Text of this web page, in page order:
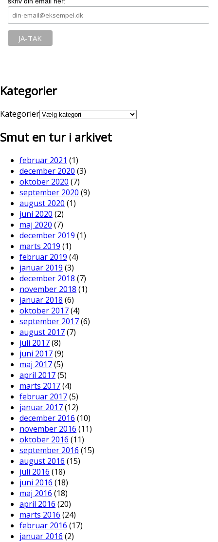
Kategorier
Kategorier
Smut en tur i arkivet
februar 2021 (1)
december 2020 (3)
oktober 2020 (7)
september 2020 (9)
august 2020 (1)
juni 2020 (2)
maj 2020 (7)
december 2019 (1)
marts 2019 (1)
februar 2019 (4)
januar 2019 (3)
december 2018 (7)
november 2018 (1)
januar 2018 (6)
oktober 2017(4)
september 2017(6)
august 2017(7)
juli 2017(8)
juni 2017(9)
maj 2017(5)
april 2017(5)
marts 2017(4)
februar 2017(5)
januar 2017(12)
december 2016 (10)
november 2016 (11)
oktober 2016 (11)
september 2016 (15)
august 2016 (15)
juli 2016 (18)
juni 2016 (18)
maj 2016 (18)
april 2016 (20)
marts 2016 (24)
februar 2016 (17)
januar 2016 (2)